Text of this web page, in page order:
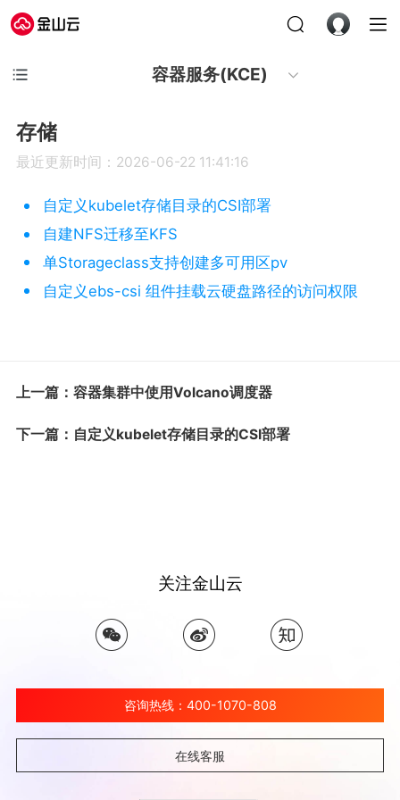
容器服务(KCE)
存储
最近更新时间：2026-06-22 11:41:16
自定义kubelet存储目录的CSI部署
自建NFS迁移至KFS
单Storageclass支持创建多可用区pv
自定义ebs-csi 组件挂载云硬盘路径的访问权限
上一篇：容器集群中使用Volcano调度器
下一篇：自定义kubelet存储目录的CSI部署
关注金山云
咨询热线：400-1070-808
在线客服